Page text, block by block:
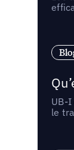
UB-
le